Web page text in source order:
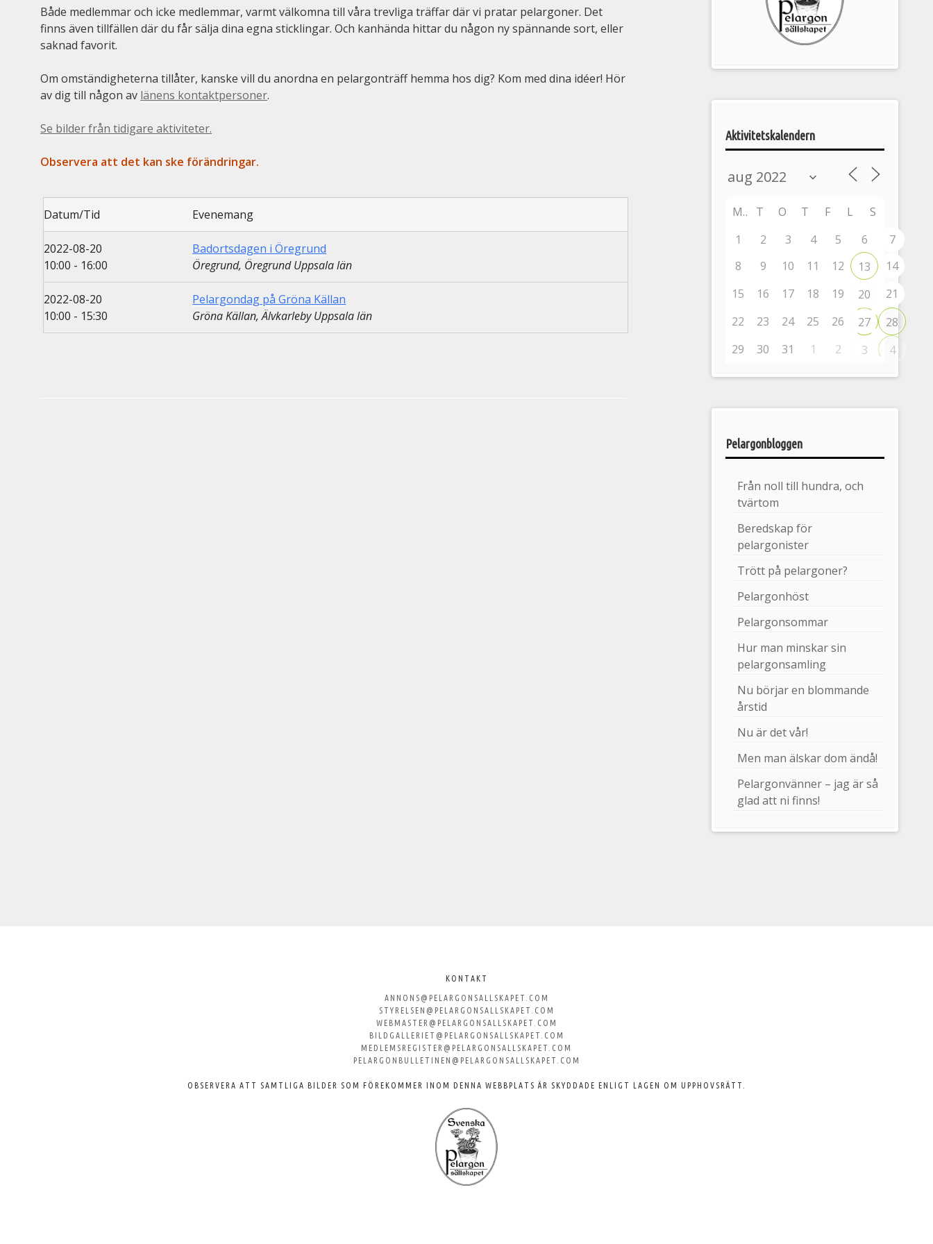
Både medlemmar och icke medlemmar, varmt välkomna till våra trevliga träffar där vi pratar pelargoner. Det
finns även tillfällen där du får sälja dina egna sticklingar. Och kanhända hittar du någon ny spännande sort, eller
saknad favorit.
Om omständigheterna tillåter, kanske vill du anordna en pelargonträff hemma hos dig? Kom med dina idéer! Hör
av dig till någon av länens kontaktpersoner.
Se bilder från tidigare aktiviteter.
Observera att det kan ske förändringar.
Datum/Tid Evenemang
2022-08-20
10:00 - 16:00
Badortsdagen i Öregrund
Öregrund, Öregrund Uppsala län
2022-08-20
10:00 - 15:30
Pelargondag på Gröna Källan
Gröna Källan, Älvkarleby Uppsala län
aktiviteter
Aktivitetskalendern
M T O T F L
S
1
2 3 4 5 6
7
8
9 10 11 12 13
14
15
16 17 18 19 20
21
22
23 24 25 26 27
28
29
30 31 1 2 3 4
Pelargonbloggen
Från noll till hundra, och
tvärtom
Beredskap för
pelargonister
Trött på pelargoner?
Pelargonhöst
Pelargonsommar
Hur man minskar sin
pelargonsamling
Nu börjar en blommande
årstid
Nu är det vår!
Men man älskar dom ändå!
Pelargonvänner – jag är så
glad att ni finns!
KONTAKT
ANNONS@PELARGONSALLSKAPET.COM
STYRELSEN@PELARGONSALLSKAPET.COM
WEBMASTER@PELARGONSALLSKAPET.COM
BILDGALLERIET@PELARGONSALLSKAPET.COM
MEDLEMSREGISTER@PELARGONSALLSKAPET.COM
PELARGONBULLETINEN@PELARGONSALLSKAPET.COM
OBSERVERA ATT SAMTLIGA BILDER SOM FÖREKOMMER INOM DENNA WEBBPLATS ÄR SKYDDADE ENLIGT LAGEN OM UPPHOVSRÄTT.